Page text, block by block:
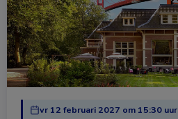
vr 12 februari 2027 om 15:30 uur